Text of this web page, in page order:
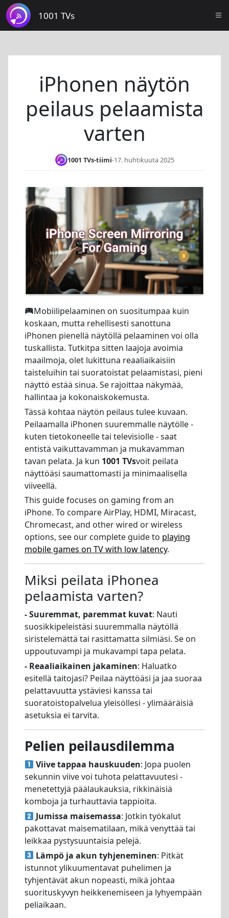
1001 TVs
iPhonen näytön
peilaus pelaamista
varten
1001 TVs-tiimi-17. huhtikuuta 2025
Mobiilipelaaminen on suositumpaa kuin
koskaan, mutta rehellisesti sanottuna
iPhonen pienellä näytöllä pelaaminen voi olla
tuskallista. Tutkitpa sitten laajoja avoimia
maailmoja, olet lukittuna reaaliaikaisiin
taisteluihin tai suoratoistat pelaamistasi, pieni
näyttö estää sinua. Se rajoittaa näkymää,
hallintaa ja kokonaiskokemusta.
Tässä kohtaa näytön peilaus tulee kuvaan.
Peilaamalla iPhonen suuremmalle näytölle -
kuten tietokoneelle tai televisiolle - saat
entistä vaikuttavamman ja mukavamman
tavan pelata. Ja kun 1001 TVsvoit peilata
näyttöäsi saumattomasti ja minimaalisella
viiveellä.
This guide focuses on gaming from an
iPhone. To compare AirPlay, HDMI, Miracast,
Chromecast, and other wired or wireless
options, see our complete guide to playing
mobile games on TV with low latency.
Miksi peilata iPhonea
pelaamista varten?
- Suuremmat, paremmat kuvat: Nauti
suosikkipeleistäsi suuremmalla näytöllä
siristelemättä tai rasittamatta silmiäsi. Se on
uppoutuvampi ja mukavampi tapa pelata.
- Reaaliaikainen jakaminen: Haluatko
esitellä taitojasi? Peilaa näyttöäsi ja jaa suoraa
pelattavuutta ystäviesi kanssa tai
suoratoistopalvelua yleisöllesi - ylimääräisiä
asetuksia ei tarvita.
Pelien peilausdilemma
Viive tappaa hauskuuden: Jopa puolen
sekunnin viive voi tuhota pelattavuutesi -
menetettyjä päälaukauksia, rikkinäisiä
komboja ja turhauttavia tappioita.
Jumissa maisemassa: Jotkin työkalut
pakottavat maisematilaan, mikä venyttää tai
leikkaa pystysuuntaisia pelejä.
Lämpö ja akun tyhjeneminen: Pitkät
istunnot ylikuumentavat puhelimen ja
tyhjentävät akun nopeasti, mikä johtaa
suorituskyvyn heikkenemiseen ja lyhyempään
peliaikaan.